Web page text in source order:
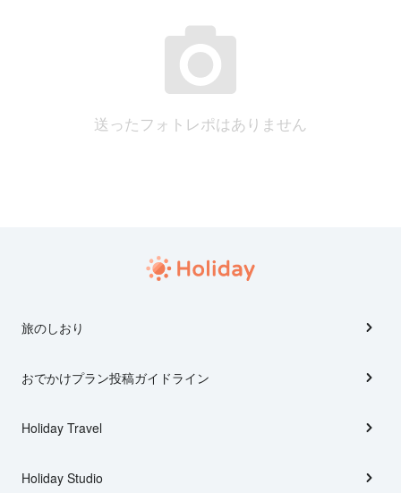
送ったフォトレポはありません
旅のしおり
おでかけプラン投稿ガイドライン
Holiday Travel
Holiday Studio